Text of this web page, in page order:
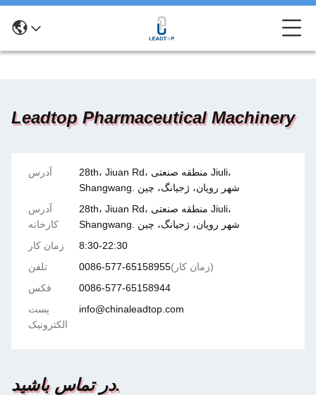
Leadtop Pharmaceutical Machinery
آدرس
28th، Jiuan Rd، منطقه صنعتی Jiuli،
Shangwang. شهر رویان، ژجیانگ، چین
آدرس
کارخانه
28th، Jiuan Rd، منطقه صنعتی Jiuli،
Shangwang. شهر رویان، ژجیانگ، چین
زمان کار
8:30-22:30
تلفن
0086-577-65158955
(زمان کار)
فکس
0086-577-65158944
پست
الکترونیک
info@chinaleadtop.com
در تماس باشید.